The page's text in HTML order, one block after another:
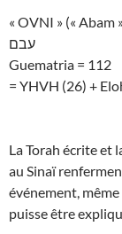
« OVNI » (« Abam
עבם
Guematria = 112
= YHVH (26) +
La Torah écrite et
au Sinaï
événement,
puisse être